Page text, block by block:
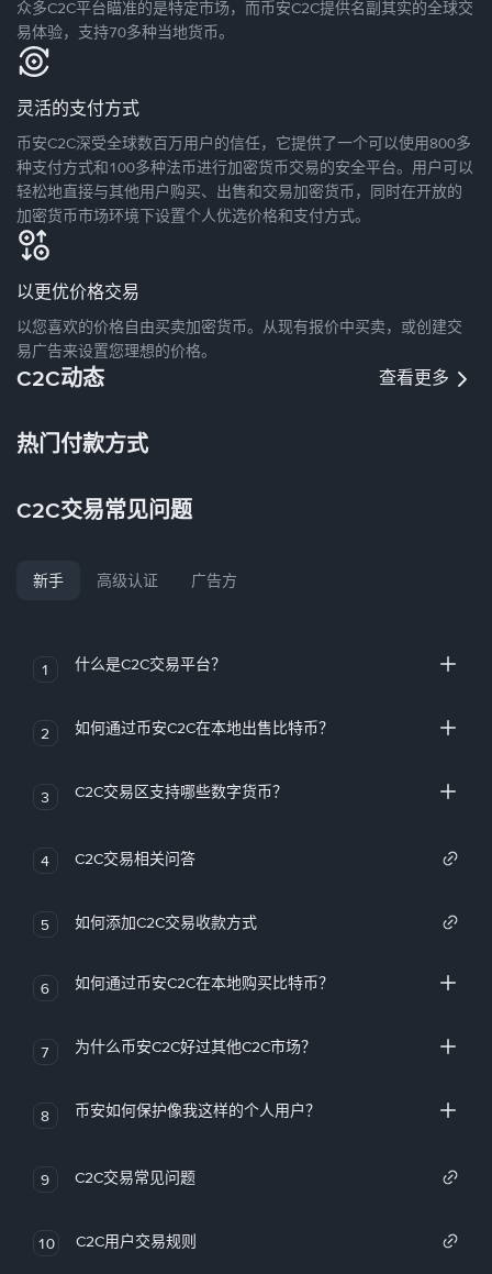
众多C2C平台瞄准的是特定市场，而币安C2C提供名副其实的全球交
易体验，支持70多种当地货币。
灵活的支付方式
币安C2C深受全球数百万用户的信任，它提供了一个可以使用800多
种支付方式和100多种法币进行加密货币交易的安全平台。用户可以
轻松地直接与其他用户购买、出售和交易加密货币，同时在开放的
加密货币市场环境下设置个人优选价格和支付方式。
以更优价格交易
以您喜欢的价格自由买卖加密货币。从现有报价中买卖，或创建交
易广告来设置您理想的价格。
C2C动态 查看更多
热门付款方式
C2C交易常见问题
新手 高级认证 广告方
1 什么是C2C交易平台？
2 如何通过币安C2C在本地出售比特币？
3 C2C交易区支持哪些数字货币？
4 C2C交易相关问答
5 如何添加C2C交易收款方式
6 如何通过币安C2C在本地购买比特币？
7 为什么币安C2C好过其他C2C市场？
8 币安如何保护像我这样的个人用户？
9 C2C交易常见问题
10 C2C用户交易规则